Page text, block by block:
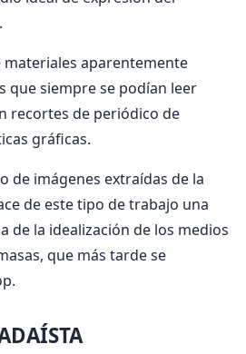
materiales aparentemente
que siempre se podían leer
recortes de periódico de
gráficas.
de imágenes extraídas de la
de este tipo de trabajo una
de la idealización de los medios
que más tarde se